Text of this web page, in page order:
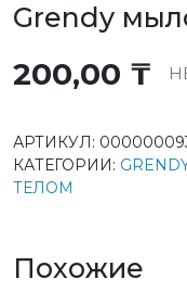
Grendy
200,00 ₸
АРТИКУЛ:
КАТЕГОРИИ:
ТЕЛОМ
Похожие